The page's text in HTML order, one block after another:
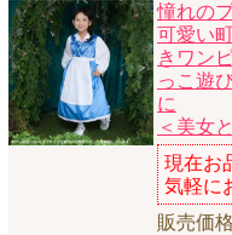
憧れの
可愛い
きワン
っこ遊
に
＜美女
現在お
気軽に
販売価格